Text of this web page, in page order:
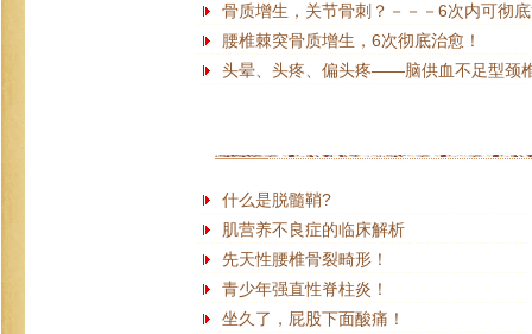
骨质增生，关节骨刺？－－－6次内可彻
腰椎棘突骨质增生，6次彻底治愈！
头晕、头疼、偏头疼——脑供血不足型颈
什么是脱髓鞘?
肌营养不良症的临床解析
先天性腰椎骨裂畸形！
青少年强直性脊柱炎！
坐久了，屁股下面酸痛！